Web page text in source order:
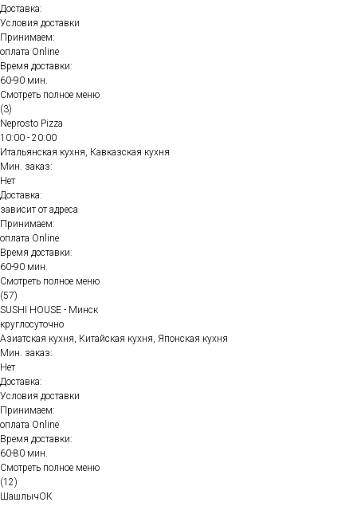
Доставка:
Условия доставки
Принимаем:
оплата Online
Время доставки:
60-90 мин.
Смотреть полное меню
(3)
Neprosto Pizza
10:00 - 20:00
Итальянская кухня, Кавказская кухня
Мин. заказ:
Нет
Доставка:
зависит от адреса
Принимаем:
оплата Online
Время доставки:
60-90 мин.
Смотреть полное меню
(57)
SUSHI HOUSE - Минск
круглосуточно
Азиатская кухня, Китайская кухня, Японская кухня
Мин. заказ:
Нет
Доставка:
Условия доставки
Принимаем:
оплата Online
Время доставки:
60-80 мин.
Смотреть полное меню
(12)
ШашлычОК